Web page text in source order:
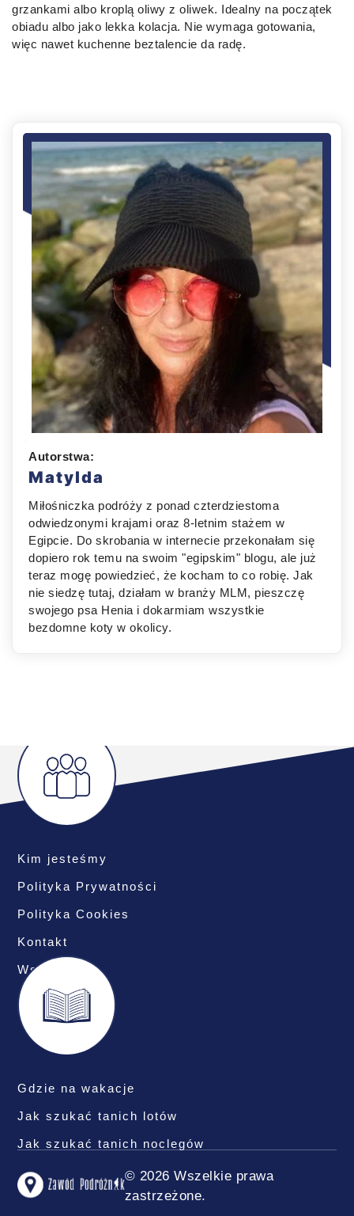
grzankami albo kroplą oliwy z oliwek. Idealny na początek
obiadu albo jako lekka kolacja. Nie wymaga gotowania,
więc nawet kuchenne beztalencie da radę.
Autorstwa:
Matylda
Miłośniczka podróży z ponad czterdziestoma
odwiedzonymi krajami oraz 8-letnim stażem w
Egipcie. Do skrobania w internecie przekonałam się
dopiero rok temu na swoim "egipskim" blogu, ale już
teraz mogę powiedzieć, że kocham to co robię. Jak
nie siedzę tutaj, działam w branży MLM, pieszczę
swojego psa Henia i dokarmiam wszystkie
bezdomne koty w okolicy.
Kim jesteśmy
Polityka Prywatności
Polityka Cookies
Kontakt
Współpraca
Gdzie na wakacje
Jak szukać tanich lotów
Jak szukać tanich noclegów
© 2026 Wszelkie prawa
zastrzeżone.